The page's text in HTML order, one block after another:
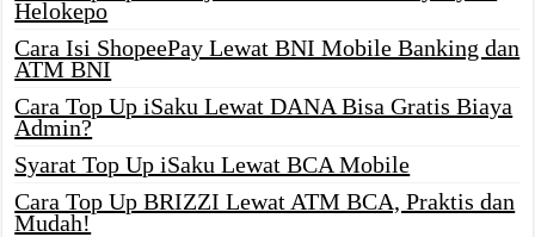
Helokepo
Cara Isi ShopeePay Lewat BNI Mobile Banking dan
ATM BNI
Cara Top Up iSaku Lewat DANA Bisa Gratis Biaya
Admin?
Syarat Top Up iSaku Lewat BCA Mobile
Cara Top Up BRIZZI Lewat ATM BCA, Praktis dan
Mudah!